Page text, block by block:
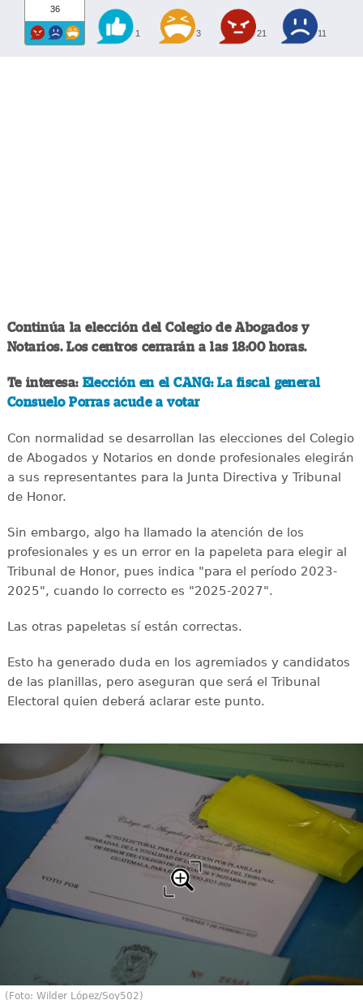
36
1 3 21 11
Continúa la elección del Colegio de Abogados y
Notarios. Los centros cerrarán a las 18:00 horas.
Te interesa: Elección en el CANG: La fiscal general
Consuelo Porras acude a votar
Con normalidad se desarrollan las elecciones del Colegio
de Abogados y Notarios en donde profesionales elegirán
a sus representantes para la Junta Directiva y Tribunal
de Honor.
Sin embargo, algo ha llamado la atención de los
profesionales y es un error en la papeleta para elegir al
Tribunal de Honor, pues indica "para el período 2023-
2025", cuando lo correcto es "2025-2027".
Las otras papeletas sí están correctas.
Esto ha generado duda en los agremiados y candidatos
de las planillas, pero aseguran que será el Tribunal
Electoral quien deberá aclarar este punto.
(Foto: Wilder López/Soy502)